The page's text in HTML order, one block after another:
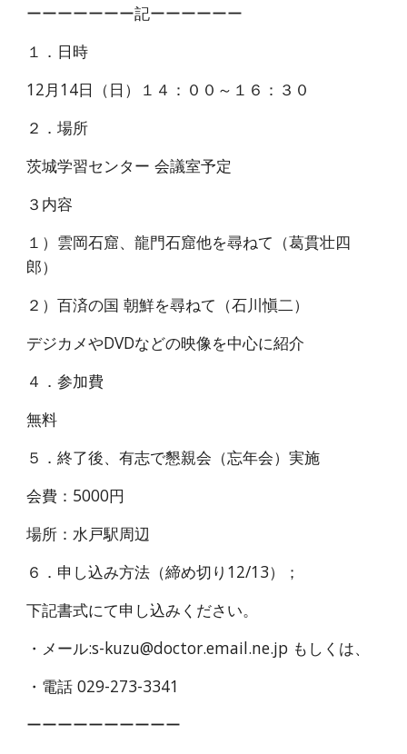
ーーーーーーー記ーーーーーー
１．日時
12月14日（日）１４：００～１６：３０
２．場所
茨城学習センター 会議室予定
３内容
１）雲岡石窟、龍門石窟他を尋ねて（葛貫壮四
郎）
２）百済の国 朝鮮を尋ねて（石川愼二）
デジカメやDVDなどの映像を中心に紹介
４．参加費
無料
５．終了後、有志で懇親会（忘年会）実施
会費：5000円
場所：水戸駅周辺
６．申し込み方法（締め切り12/13）；
下記書式にて申し込みください。
・メール:s-kuzu@doctor.email.ne.jp もしくは、
・電話 029-273-3341
ーーーーーーーーーー